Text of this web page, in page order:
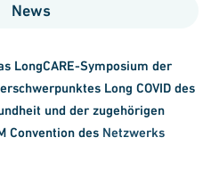
News
LongCARE-Symposium der
Long COVID des
und der zugehörigen
Convention des Netzwerks